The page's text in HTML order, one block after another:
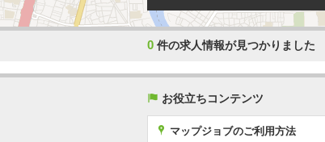
0 件の求人情報が見つかりました
( お役立ちコンテンツ
x マップジョブのご利用方法